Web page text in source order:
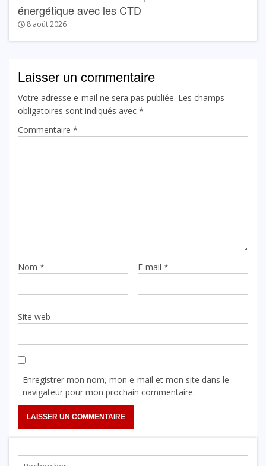
énergétique avec les CTD
8 août 2026
Laisser un commentaire
Votre adresse e-mail ne sera pas publiée. Les champs
obligatoires sont indiqués avec *
Commentaire *
Nom * E-mail *
Site web
Enregistrer mon nom, mon e-mail et mon site dans le
navigateur pour mon prochain commentaire.
Rechercher :